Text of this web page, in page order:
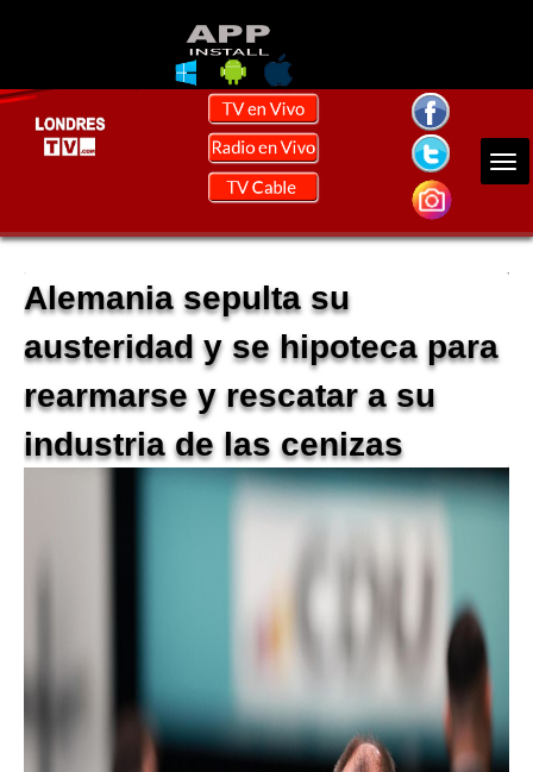
Alemania sepulta su
austeridad y se hipoteca para
rearmarse y rescatar a su
industria de las cenizas